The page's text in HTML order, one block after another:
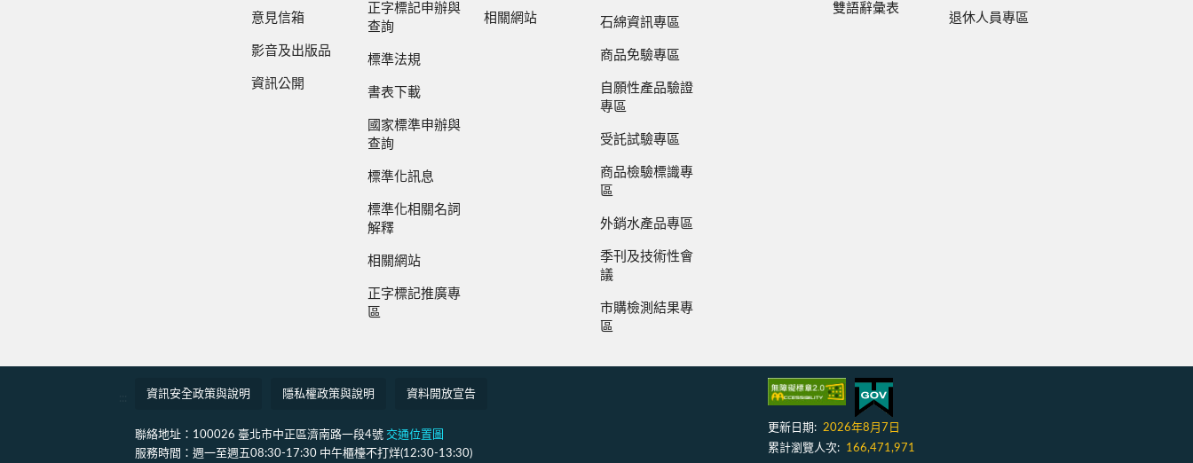
意見信箱
影音及出版品
資訊公開
正字標記申辦與
查詢
標準法規
書表下載
國家標準申辦與
查詢
標準化訊息
標準化相關名詞
解釋
相關網站
正字標記推廣專
區
相關網站 石綿資訊專區
商品免驗專區
自願性產品驗證
專區
受託試驗專區
商品檢驗標識專
區
外銷水產品專區
季刊及技術性會
議
市購檢測結果專
區
雙語辭彙表
退休人員專區
資訊安全政策與說明 隱私權政策與說明 資料開放宣告
聯絡地址：100026 臺北市中正區濟南路一段4號 交通位置圖
服務時間：週一至週五08:30-17:30 中午櫃檯不打烊(12:30-13:30)
更新日期: 2026年8月7日
累計瀏覽人次:
166,471,971